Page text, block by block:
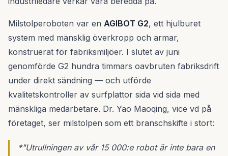
Milstolperoboten var en AGIBOT G2, ett hjulburet
system med mänsklig överkropp och armar,
konstruerat för fabriksmiljöer. I slutet av juni
genomförde G2 hundra timmars oavbruten fabriksdrift
under direkt sändning — och utförde
kvalitetskontroller av surfplattor sida vid sida med
mänskliga medarbetare. Dr. Yao Maoqing, vice vd på
företaget, ser milstolpen som ett branschskifte i stort:
*"Utrullningen av vår 15 000:e robot är inte bara en